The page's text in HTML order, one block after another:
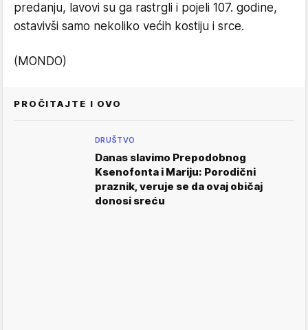
predanju, lavovi su ga rastrgli i pojeli 107. godine,
ostavivši samo nekoliko većih kostiju i srce.
(MONDO)
PROČITAJTE I OVO
DRUŠTVO
Danas slavimo Prepodobnog
Ksenofonta i Mariju: Porodični
praznik, veruje se da ovaj običaj
donosi sreću